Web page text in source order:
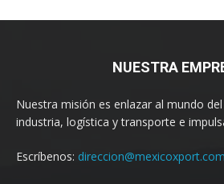
NUESTRA
Nuestra misión es enlazar al mundo
industria, logística y transporte e
Escríbenos: direccion@mexicoxport.com